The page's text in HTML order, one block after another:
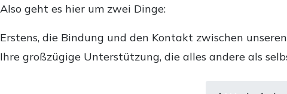
Also geht es hier um zwei Dinge:
Erstens, die Bindung und den Kontakt zwischen
Ihre großzügige Unterstützung, die alles andere als